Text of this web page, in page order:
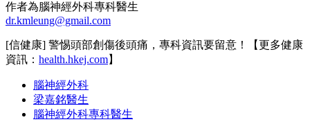
作者為腦神經外科專科醫生
dr.kmleung@gmail.com
[信健康] 警惕頭部創傷後頭痛，專科資訊要留意！【更多健康
資訊： health.hkej.com】
腦神經外科
梁嘉銘醫生
腦神經外科專科醫生